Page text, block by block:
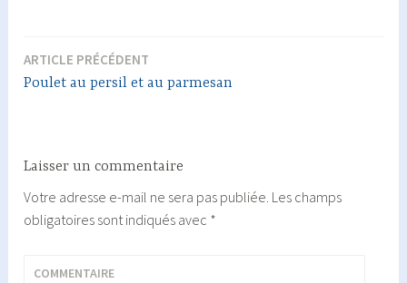
Navigation
ARTICLE PRÉCÉDENT
Poulet au persil et au parmesan
Laisser un commentaire
Votre adresse e-mail ne sera pas publiée. Les champs
obligatoires sont indiqués avec *
COMMENTAIRE